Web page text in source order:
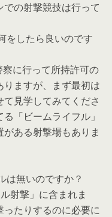
の射撃競技は行って
をしたら良いのです
に行って所持許可の
ますが、まず最初は
見学してみてくださ
「ビームライフル」
ある射撃場もありま
無いのですか？
射撃」に含まれま
たりするのに必要に